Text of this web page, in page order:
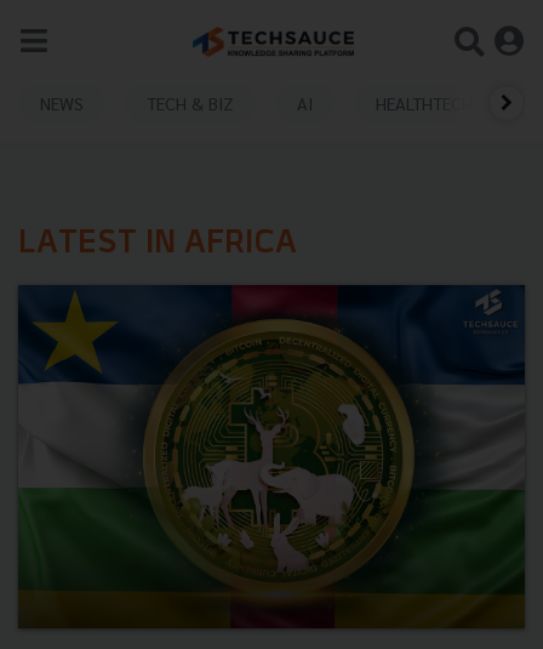
NEWS TECH & BIZ AI HEALTHTECH
LATEST IN AFRICA